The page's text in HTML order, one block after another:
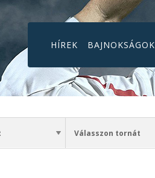
HÍREK BAJNOKSÁGOK